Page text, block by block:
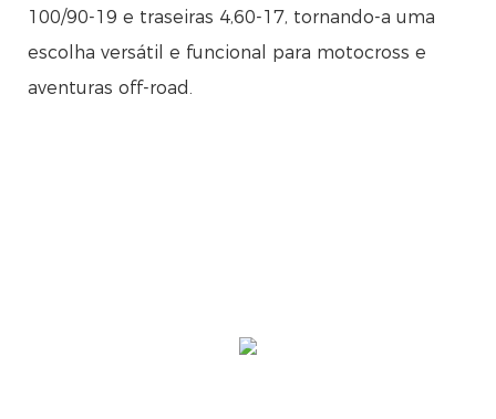
100/90-19 e traseiras 4,60-17, tornando-a uma
escolha versátil e funcional para motocross e
aventuras off-road.